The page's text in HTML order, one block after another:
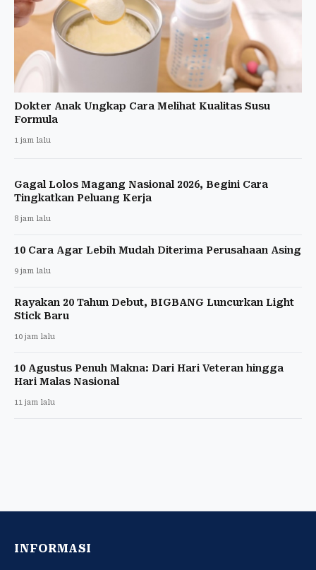
Dokter Anak Ungkap Cara Melihat Kualitas Susu
Formula
1 jam lalu
Gagal Lolos Magang Nasional 2026, Begini Cara
Tingkatkan Peluang Kerja
8 jam lalu
10 Cara Agar Lebih Mudah Diterima Perusahaan Asing
9 jam lalu
Rayakan 20 Tahun Debut, BIGBANG Luncurkan Light
Stick Baru
10 jam lalu
10 Agustus Penuh Makna: Dari Hari Veteran hingga
Hari Malas Nasional
11 jam lalu
INFORMASI